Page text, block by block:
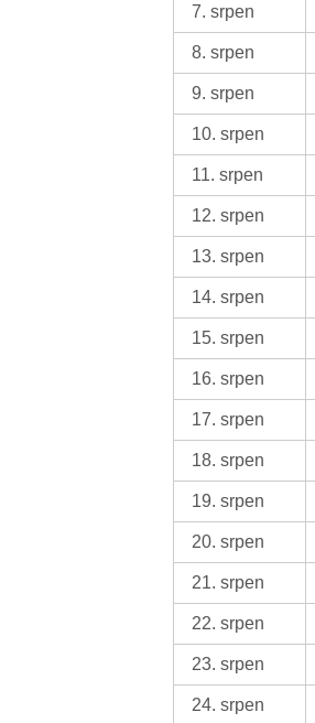
7. srpen
8. srpen
9. srpen
10. srpen
11. srpen
12. srpen
13. srpen
14. srpen
15. srpen
16. srpen
17. srpen
18. srpen
19. srpen
20. srpen
21. srpen
22. srpen
23. srpen
24. srpen